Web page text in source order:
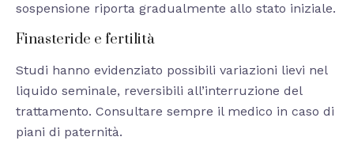
sospensione riporta gradualmente allo stato iniziale.
Finasteride e fertilità
Studi hanno evidenziato possibili variazioni lievi nel
liquido seminale, reversibili all’interruzione del
trattamento. Consultare sempre il medico in caso di
piani di paternità.